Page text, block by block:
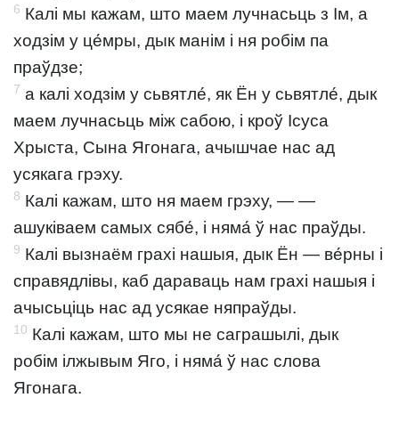
6 Калі мы кажам, што маем лучнасьць з Ім, а
ходзім у це́мры, дык манім і ня робім па
праўдзе;
7 а калі ходзім у сьвятле́, як Ён у сьвятле́, дык
маем лучнасьць між сабою, і кроў Ісуса
Хрыста, Сына Ягонага, ачышчае нас ад
усякага грэху.
8 Калі кажам, што ня маем грэху, — —
ашуківаем самых сябе́, і няма́ ў нас праўды.
9 Калі вызнаём грахі нашыя, дык Ён — ве́рны і
справядлівы, каб дараваць нам грахі нашыя і
ачысьціць нас ад усякае няпраўды.
10 Калі кажам, што мы не саграшылі, дык
робім ілжывым Яго, і няма́ ў нас слова
Ягонага.